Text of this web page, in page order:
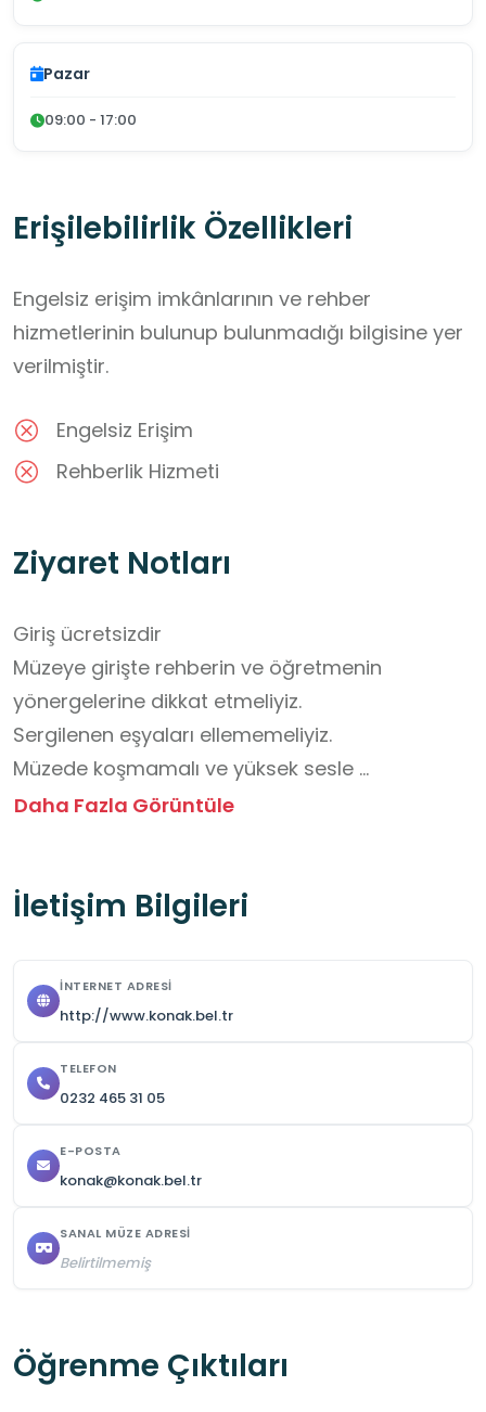
Pazar
09:00 - 17:00
Erişilebilirlik Özellikleri
Engelsiz erişim imkânlarının ve rehber
hizmetlerinin bulunup bulunmadığı bilgisine yer
verilmiştir.
Engelsiz Erişim
Rehberlik Hizmeti
Ziyaret Notları
Giriş ücretsizdir
Müzeye girişte rehberin ve öğretmenin
yönergelerine dikkat etmeliyiz.
Sergilenen eşyaları ellememeliyiz.
Müzede koşmamalı ve yüksek sesle
konuşmamalıyız.
Müzede yönlendirme levhalarına ve güvenlik
ekonomik yaşamı yansıttığını unutmamalıyız.
Defterimize ilgimizi çeken bilgileri kısa notlar
hâlinde yazabiliriz.
Çevremizi temiz tutmalı, çöplerimizi çöp
Ziyaret sonunda gördüklerimiz hakkında
Daha Fazla Görüntüle
İletişim Bilgileri
İNTERNET ADRESI
http://www.konak.bel.tr
TELEFON
0232 465 31 05
E-POSTA
konak@konak.bel.tr
SANAL MÜZE ADRESI
Belirtilmemiş
Öğrenme Çıktıları